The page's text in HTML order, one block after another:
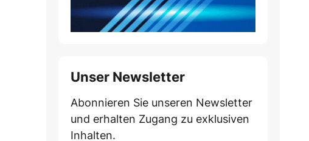
Unser Newsletter
Abonnieren Sie unseren Newsletter
und erhalten Zugang zu exklusiven
Inhalten.